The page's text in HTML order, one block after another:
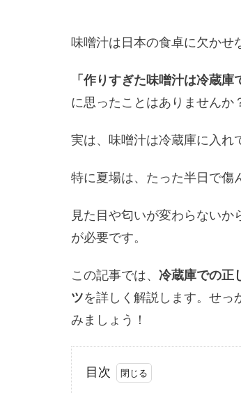
味噌汁は日本の食卓に欠かせ
「作りすぎた味噌汁は冷蔵
に思ったことはありませんか
実は、味噌汁は冷蔵庫に入れ
特に夏場は、たった半日で傷
見た目や匂いが変わらないか
が必要です。
この記事では、 冷蔵庫での正
ツを詳しく解説します。せっ
みましょう！
目次